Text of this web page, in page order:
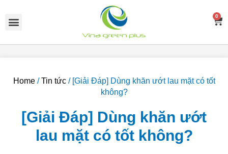
Skip
to
content
Menu 0
Home/Tin tức/ [Giải Đáp] Dùng khăn ướt lau mặt có tốt
không?
[Giải Đáp] Dùng khăn ướt
lau mặt có tốt không?